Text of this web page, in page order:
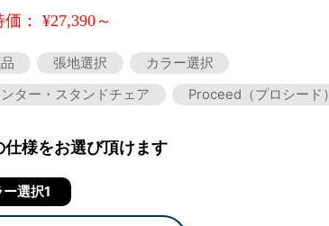
： ¥27,390～
張地選択
カラー選択
ター・スタンドチェア
Proceed（プロシード）
仕様をお選び頂けます
ー選択1